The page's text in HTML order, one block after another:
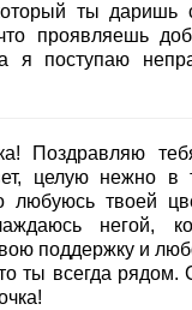
ты даришь
проявляешь
я поступаю
Поздравляю
целую нежно в
любуюсь твоей
негой,
поддержку и
ты всегда